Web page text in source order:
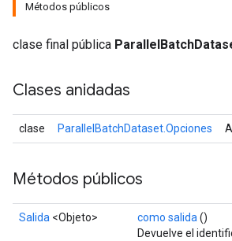
Métodos públicos
clase final pública
Clases anidadas
clase ParallelBatchDataset.Opciones
Métodos públicos
Salida <Objeto> como salida ()
Devuelve el